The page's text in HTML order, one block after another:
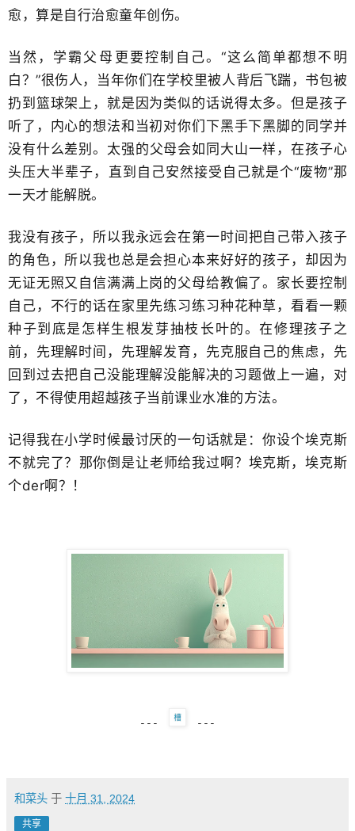
愈，算是​自行治愈童年创伤。
当然，学霸父母​更要控制自己。“这么简单都想不明
白？”很伤人，当年你们在学校里被人背后飞踹，书包被
扔到篮球架上，就是因为​类似的话说得太多。但是孩子
听了，内心的想法和当初对你们下黑手下黑脚的同学并
没有什么差别​。太强的父母会如同大山一样，在孩子心
头压大半辈子，​直到自己安然接受自己就是个“废物”那
一天才能解脱。
我没有孩子，所以我永远​会在第一时间把自己带入孩子
的角色，所以我也总是会担心本来好好的孩子，却因为
无证无照又自信满满上岗的父母给教偏了。家长要控制
自己，不行的话在家里先练习练习种花种草，看看一颗
种子到底是怎样生根发芽抽枝​长叶的。在修理孩子之
前，先理解时间，先理解发育，先克服自己的焦虑，先
回到过去把自己没能理解没能解决的习题​做上一遍，对
了，不得使用超越孩子当前​课业水准的方法。
记得我在小学时候最讨厌的一句话就是： 你设个​埃克斯
不就完了？ ​那你倒是让老师给我过啊？ 埃克斯， 埃克斯
个der啊？！
--- ---
和菜头 于 十月 31, 2024
共享